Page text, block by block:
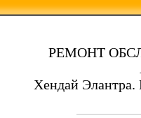
РЕМОНТ
Хендай Элантра.